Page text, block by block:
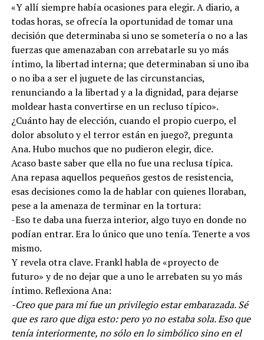
«Y allí siempre había ocasiones para elegir. A diario, a
todas horas, se ofrecía la oportunidad de tomar una
decisión que determinaba si uno se sometería o no a las
fuerzas que amenazaban con arrebatarle su yo más
íntimo, la libertad interna; que determinaban si uno iba
o no iba a ser el juguete de las circunstancias,
renunciando a la libertad y a la dignidad, para dejarse
moldear hasta convertirse en un recluso típico».
¿Cuánto hay de elección, cuando el propio cuerpo, el
dolor absoluto y el terror están en juego?, pregunta
Ana. Hubo muchos que no pudieron elegir, dice.
Acaso baste saber que ella no fue una reclusa típica.
Ana repasa aquellos pequeños gestos de resistencia,
esas decisiones como la de hablar con quienes lloraban,
pese a la amenaza de terminar en la tortura:
-Eso te daba una fuerza interior, algo tuyo en donde no
podían entrar. Era lo único que uno tenía. Tenerte a vos
mismo.
Y revela otra clave. Frankl habla de «proyecto de
futuro» y de no dejar que a uno le arrebaten su yo más
íntimo. Reflexiona Ana:
-Creo que para mí fue un privilegio estar embarazada. Sé
que es raro que diga esto: pero yo no estaba sola. Eso que
tenía interiormente, no sólo en lo simbólico sino en el